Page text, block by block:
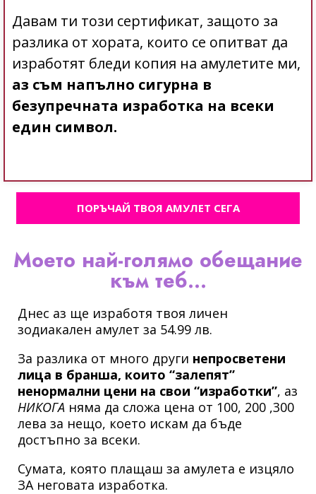
Давам ти този сертификат, защото за
разлика от хората, които се опитват да
изработят бледи копия на амулетите ми,
аз съм напълно сигурна в
безупречната изработка на всеки
един символ.
ПОРЪЧАЙ ТВОЯ АМУЛЕТ СЕГА
Моето най-голямо обещание
към теб…
Днес аз ще изработя твоя личен
зодиакален амулет за 54.99 лв.
За разлика от много други непросветени
лица в бранша, които “залепят”
ненормални цени на свои “изработки”, аз
НИКОГА няма да сложа цена от 100, 200 ,300
лева за нещо, което искам да бъде
достъпно за всеки.
Сумата, която плащаш за амулета е изцяло
ЗА неговата изработка.